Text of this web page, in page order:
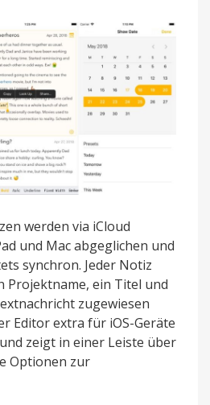
werden via iCloud
und Mac abgeglichen und
synchron. Jeder Notiz
Projektname, ein Titel und
zugewiesen
Editor extra für iOS-Geräte
zeigt in einer Leiste über
Optionen zur